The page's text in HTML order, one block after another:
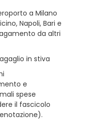
a Milano
Napoli, Bari e
da altri
in stiva
e
spese
il fascicolo